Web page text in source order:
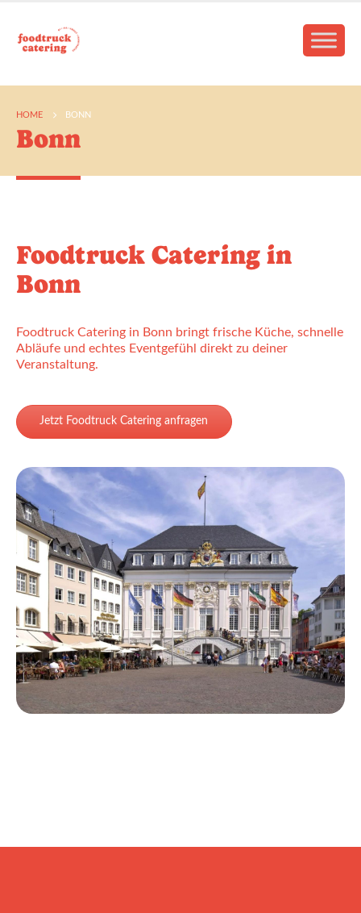
HOME BONN
Bonn
Foodtruck Catering in
Bonn
Foodtruck Catering in Bonn bringt frische Küche, schnelle
Abläufe und echtes Eventgefühl direkt zu deiner
Veranstaltung.
Jetzt Foodtruck Catering anfragen